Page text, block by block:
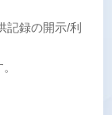
記録の開示/利